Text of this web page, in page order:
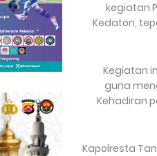
kegiatan
Kedaton,
Kegiatan
guna
Kehadiran
Kapolresta